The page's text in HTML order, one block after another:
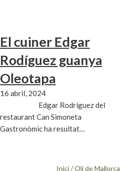
El cuiner Edgar
Rodíguez guanya
Oleotapa
16 abril, 2024
Edgar Rodríguez del
restaurant Can Simoneta
Gastronòmic ha resultat…
Inici/Oli de Mallorca